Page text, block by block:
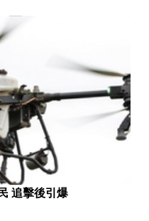
追擊後引爆